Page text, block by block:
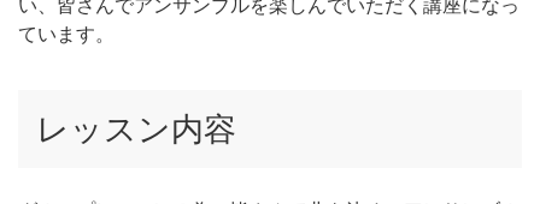
い、皆さんでアンサンブルを楽しんでいただく講座になっ
ています。
レッスン内容